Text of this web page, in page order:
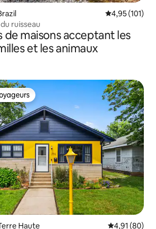
Évaluation
4,95 (101)
ruisseau
de maisons acceptant les
et les animaux
Haute Évaluation
4,91 (80)